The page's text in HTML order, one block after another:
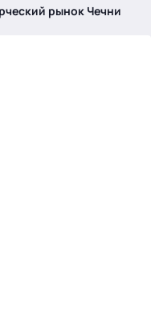
рынок Чечни